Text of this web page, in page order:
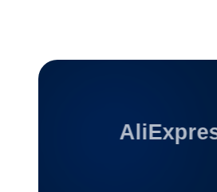
AliExpress